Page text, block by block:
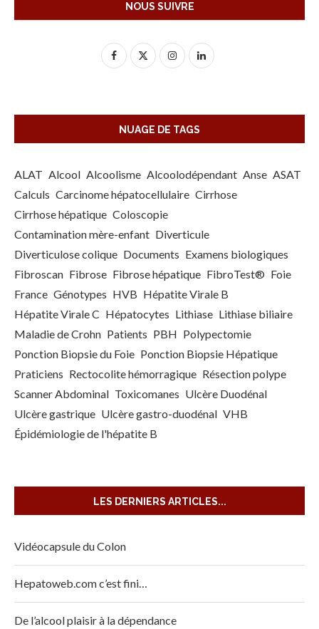
NOUS SUIVRE
NUAGE DE TAGS
ALAT Alcool Alcoolisme Alcoolodépendant Anse ASAT
Calculs Carcinome hépatocellulaire Cirrhose
Cirrhose hépatique Coloscopie
Contamination mère-enfant Diverticule
Diverticulose colique Documents Examens biologiques
Fibroscan Fibrose Fibrose hépatique FibroTest® Foie
France Génotypes HVB Hépatite Virale B
Hépatite Virale C Hépatocytes Lithiase Lithiase biliaire
Maladie de Crohn Patients PBH Polypectomie
Ponction Biopsie du Foie Ponction Biopsie Hépatique
Praticiens Rectocolite hémorragique Résection polype
Scanner Abdominal Toxicomanes Ulcère Duodénal
Ulcère gastrique Ulcère gastro-duodénal VHB
Épidémiologie de l'hépatite B
LES DERNIERS ARTICLES...
Vidéocapsule du Colon
Hepatoweb.com c’est fini…
De l’alcool plaisir à la dépendance